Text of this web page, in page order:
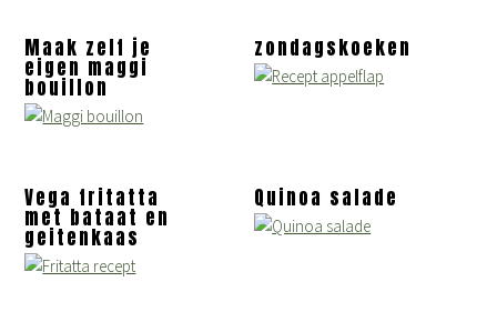
Maak zelf je
eigen maggi
bouillon
zondagskoeken
Vega fritatta
met bataat en
geitenkaas
Quinoa salade